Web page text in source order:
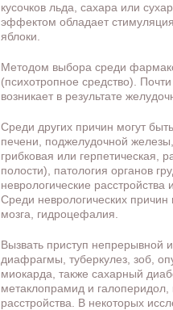
кусочков льда, сахара или
эффектом обладает
яблоки.
Методом выбора среди
(психотропное средство).
возникает в результате
Среди других причин могут
печени, поджелудочной
грибковая или герпетическая,
полости), патология органов
неврологические расстройства
Среди неврологических
мозга, гидроцефалия.
Вызвать приступ непрерывной
диафрагмы, туберкулез, зоб,
миокарда, также сахарный
метаклопрамид и галоперидол,
расстройства. В некоторых